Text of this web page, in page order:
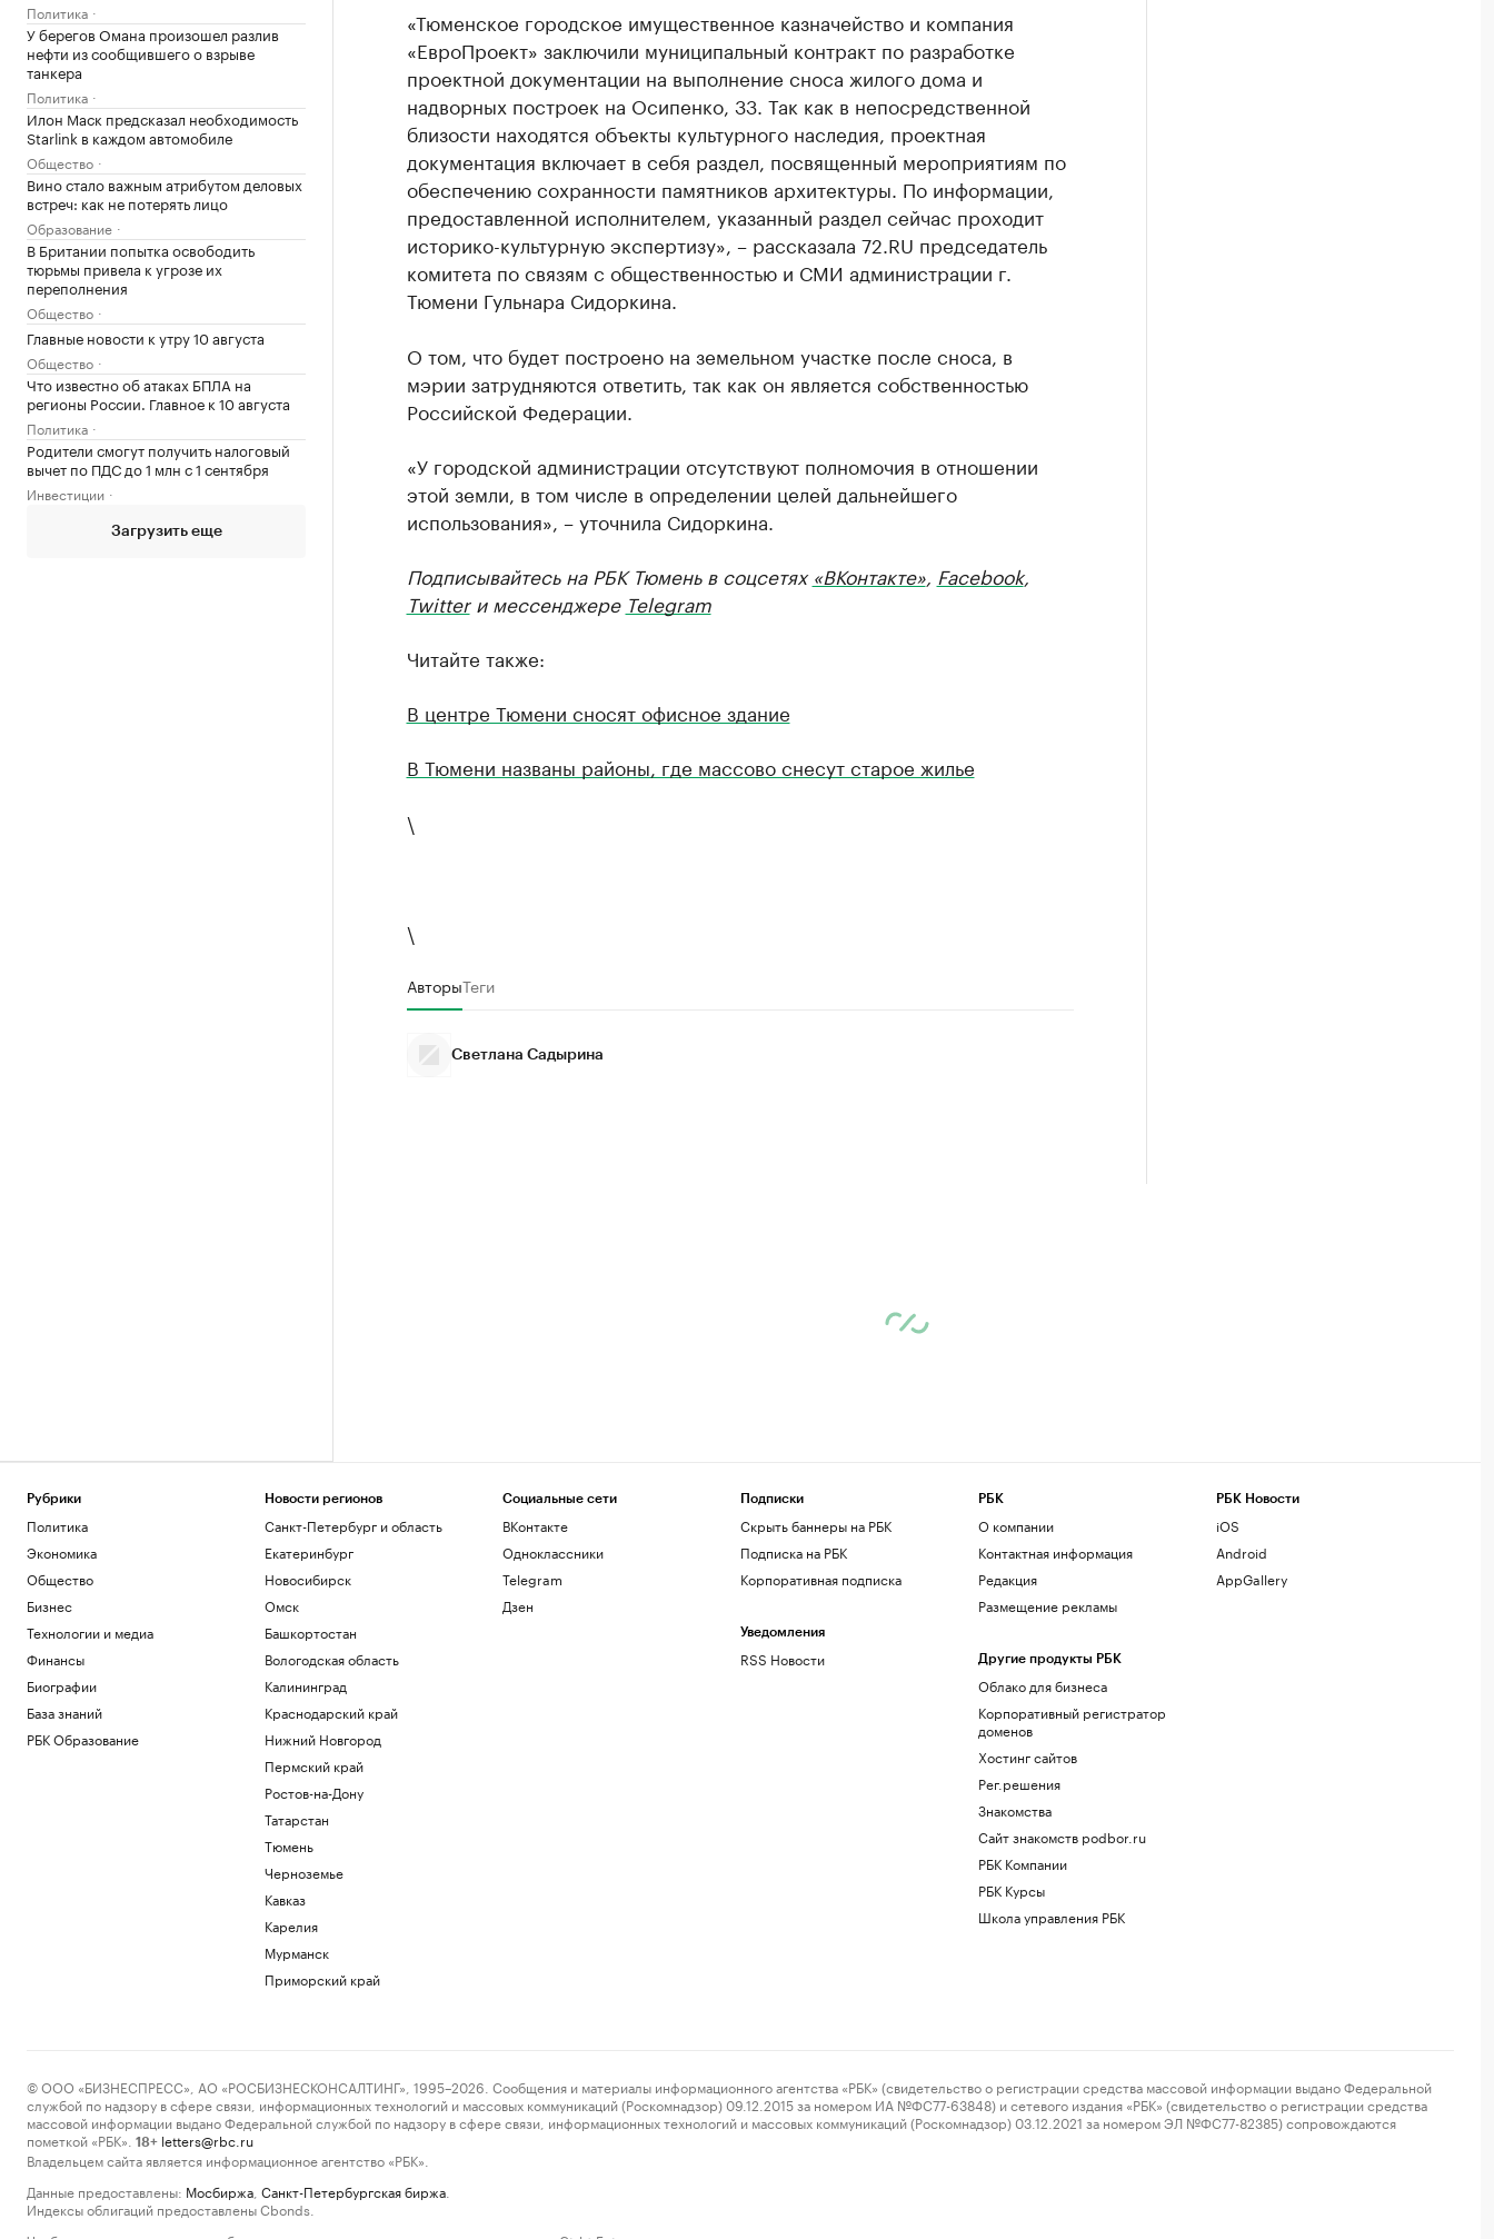
Политика
У берегов Омана произошел разлив
нефти из сообщившего о взрыве
танкера
Политика
Илон Маск предсказал необходимость
Starlink в каждом автомобиле
Общество
Вино стало важным атрибутом деловых
встреч: как не потерять лицо
Образование
В Британии попытка освободить
тюрьмы привела к угрозе их
переполнения
Общество
Главные новости к утру 10 августа
Общество
Что известно об атаках БПЛА на
регионы России. Главное к 10 августа
Политика
Родители смогут получить налоговый
вычет по ПДС до 1 млн с 1 сентября
Инвестиции
Загрузить еще
«Тюменское городское имущественное казначейство и компания
«ЕвроПроект» заключили муниципальный контракт по разработке
проектной документации на выполнение сноса жилого дома и
надворных построек на Осипенко, 33. Так как в непосредственной
близости находятся объекты культурного наследия, проектная
документация включает в себя раздел, посвященный мероприятиям по
обеспечению сохранности памятников архитектуры. По информации,
предоставленной исполнителем, указанный раздел сейчас проходит
историко-культурную экспертизу», – рассказала 72.RU председатель
комитета по связям с общественностью и СМИ администрации г.
Тюмени Гульнара Сидоркина.
О том, что будет построено на земельном участке после сноса, в
мэрии затрудняются ответить, так как он является собственностью
Российской Федерации.
«У городской администрации отсутствуют полномочия в отношении
этой земли, в том числе в определении целей дальнейшего
использования», – уточнила Сидоркина.
Подписывайтесь на РБК Тюмень в соцсетях«ВКонтакте», Facebook,
Twitterи мессенджере Telegram
Читайте также:
В центре Тюмени сносят офисное здание
В Тюмени названы районы, где массово снесут старое жилье
\
\
АвторыТеги
Светлана Садырина
Рубрики
Политика
Экономика
Общество
Бизнес
Технологии и медиа
Финансы
Биографии
База знаний
РБК Образование
Новости регионов
Санкт-Петербург и область
Екатеринбург
Новосибирск
Омск
Башкортостан
Вологодская область
Калининград
Краснодарский край
Нижний Новгород
Пермский край
Ростов-на-Дону
Татарстан
Тюмень
Черноземье
Кавказ
Карелия
Мурманск
Приморский край
Социальные сети
ВКонтакте
Одноклассники
Telegram
Дзен
Подписки
Скрыть баннеры на РБК
Подписка на РБК
Корпоративная подписка
Уведомления
RSS Новости
РБК
О компании
Контактная информация
Редакция
Размещение рекламы
Другие продукты РБК
Облако для бизнеса
Корпоративный регистратор
доменов
Хостинг сайтов
Рег.решения
Знакомства
Сайт знакомств podbor.ru
РБК Компании
РБК Курсы
Школа управления РБК
РБК Новости
iOS
Android
AppGallery
© ООО «БИЗНЕСПРЕСС», АО «РОСБИЗНЕСКОНСАЛТИНГ», 1995–2026. Сообщения и материалы информационного агентства «РБК» (свидетельство о регистрации средства массовой информации выдано Федеральной
службой по надзору в сфере связи, информационных технологий и массовых коммуникаций (Роскомнадзор) 09.12.2015 за номером ИА №ФС77-63848) и сетевого издания «РБК» (свидетельство о регистрации средства
массовой информации выдано Федеральной службой по надзору в сфере связи, информационных технологий и массовых коммуникаций (Роскомнадзор) 03.12.2021 за номером ЭЛ №ФС77-82385) сопровождаются
пометкой «РБК».
18+ letters@rbc.ru
Владельцем сайта является информационное агентство «РБК».
Данные предоставлены: Мосбиржа Санкт-Петербургская биржа
Индексы облигаций предоставлены Cbonds.